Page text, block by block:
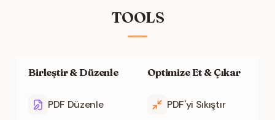
TOOLS
Birleştir & Düzenle
PDF Düzenle
Optimize Et & Çıkar
PDF'yi Sıkıştır